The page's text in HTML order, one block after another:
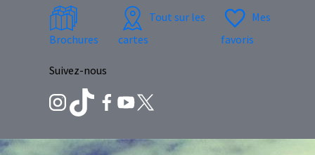
Brochures
Tout sur les
cartes
Mes
favoris
Suivez-nous